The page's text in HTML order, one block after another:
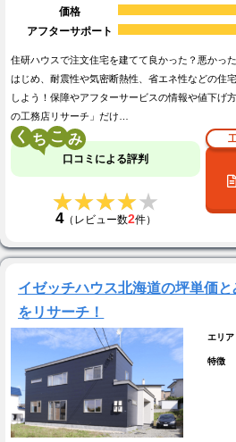
価格
アフターサポート
住研ハウスで注文住宅を建てて良かった？悪かっ
はじめ、耐震性や気密断熱性、省エネ性などの住
しよう！保障やアフターサービスの情報や値下げ
の工務店リサーチ」だけ…
く こ
口コミによる評判
★★★★★
★★★★★
4（レビュー数2件）
イゼッチハウス北海道の坪単価
をリサーチ！
エリア
特徴